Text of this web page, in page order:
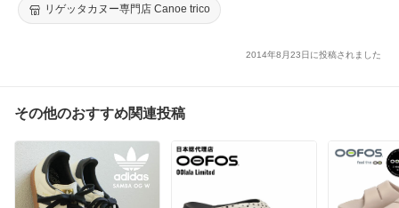
リゲッタカヌー専門店 Canoe trico
2014年8月23日に投稿されました
その他のおすすめ関連投稿